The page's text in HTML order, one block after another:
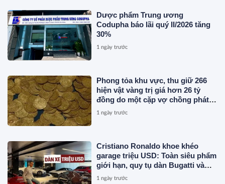
Dược phẩm Trung ương
Codupha báo lãi quý II/2026 tăng
30%
1 ngày trước
Phong tỏa khu vực, thu giữ 266
hiện vật vàng trị giá hơn 26 tỷ
đồng do một cặp vợ chồng phát
hiện khi thay sàn nhà
1 ngày trước
Cristiano Ronaldo khoe khéo
garage triệu USD: Toàn siêu phẩm
giới hạn, quy tụ dàn Bugatti và
Ferrari đắt đỏ
1 ngày trước